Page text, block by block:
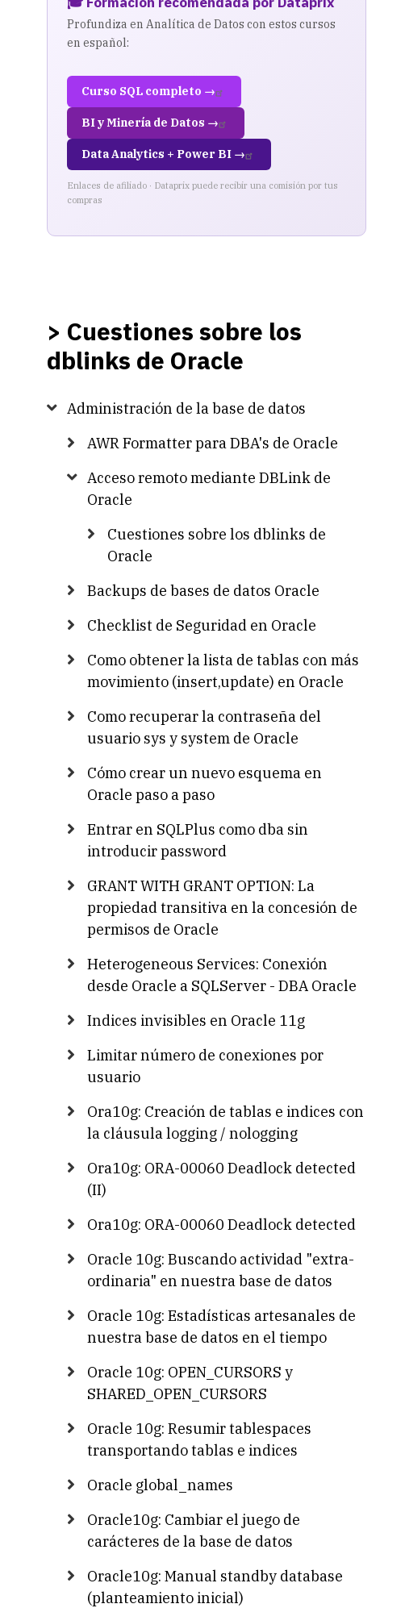
Profundiza en Analítica de Datos con estos cursos
en español:
Curso SQL completo →
BI y Minería de Datos →
Data Analytics + Power BI →
Enlaces de afiliado · Dataprix puede recibir una comisión por tus
compras
> Cuestiones sobre los
dblinks de Oracle
Administración de la base de datos
AWR Formatter para DBA's de Oracle
Acceso remoto mediante DBLink de
Oracle
Cuestiones sobre los dblinks de
Oracle
Backups de bases de datos Oracle
Checklist de Seguridad en Oracle
Como obtener la lista de tablas con más
movimiento (insert,update) en Oracle
Como recuperar la contraseña del
usuario sys y system de Oracle
Cómo crear un nuevo esquema en
Oracle paso a paso
Entrar en SQLPlus como dba sin
introducir password
GRANT WITH GRANT OPTION: La
propiedad transitiva en la concesión de
permisos de Oracle
Heterogeneous Services: Conexión
desde Oracle a SQLServer - DBA Oracle
Indices invisibles en Oracle 11g
Limitar número de conexiones por
usuario
Ora10g: Creación de tablas e indices con
la cláusula logging / nologging
Ora10g: ORA-00060 Deadlock detected
(II)
Ora10g: ORA-00060 Deadlock detected
Oracle 10g: Buscando actividad "extra-
ordinaria" en nuestra base de datos
Oracle 10g: Estadísticas artesanales de
nuestra base de datos en el tiempo
Oracle 10g: OPEN_CURSORS y
SHARED_OPEN_CURSORS
Oracle 10g: Resumir tablespaces
transportando tablas e indices
Oracle global_names
Oracle10g: Cambiar el juego de
carácteres de la base de datos
Oracle10g: Manual standby database
(planteamiento inicial)